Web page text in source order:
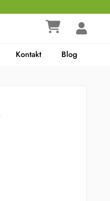
Kontakt Blog